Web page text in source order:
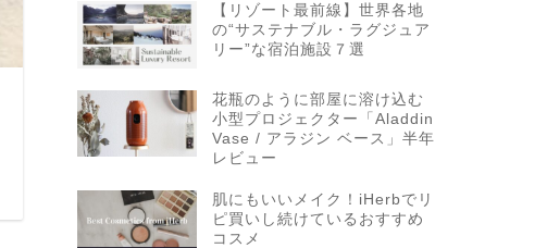
【リゾート最前線】世界各地
の“サステナブル・ラグジュア
リー”な宿泊施設７選
花瓶のように部屋に溶け込む
小型プロジェクター「Aladdin
Vase / アラジン ベース」半年
レビュー
肌にもいいメイク！iHerbでリ
ピ買いし続けているおすすめ
コスメ